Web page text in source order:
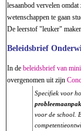
lesaanbod vervelen
wetenschappen te gaan
De leerstof "leuker"
Beleidsbrief
In de beleidsbrief van
overgenomen uit zijn
Specifiek voor
probleemaanpak
voor de school.